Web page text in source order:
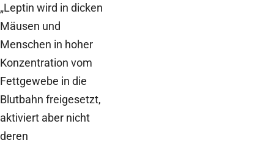
„Leptin wird in dicken
Mäusen und
Menschen in hoher
Konzentration vom
Fettgewebe in die
Blutbahn freigesetzt,
aktiviert aber nicht
deren